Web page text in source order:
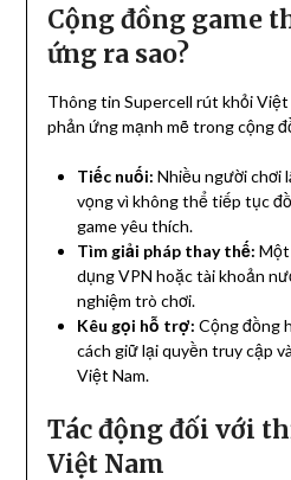
Cộng đồng game
ứng ra sao?
Thông tin Supercell rút khỏi Việt
phản ứng mạnh mẽ trong cộng
Tiếc nuối: Nhiều người chơi
vọng vì không thể tiếp tục
game yêu thích.
Tìm giải pháp thay thế: Một
dụng VPN hoặc tài khoản
nghiệm trò chơi.
Kêu gọi hỗ trợ: Cộng đồng
cách giữ lại quyền truy cập
Việt Nam.
Tác động đối với
Việt Nam